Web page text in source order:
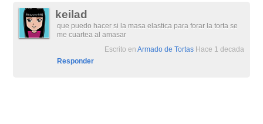
keilad
que puedo hacer si la masa elastica para forar la torta se
me cuartea al amasar
Escrito en Armado de TortasHace 1 decada
Responder